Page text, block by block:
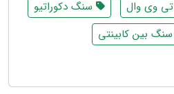
تی وی وال
سنگ دکوراتیو
سنگ بین کابینتی